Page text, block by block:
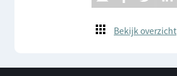
Bekijk overzicht